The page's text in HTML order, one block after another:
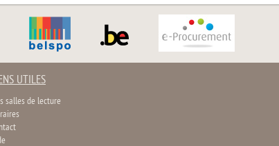
UTILES
salles de lecture